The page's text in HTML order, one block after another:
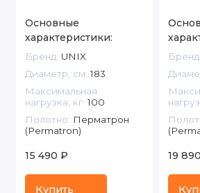
Основные
характеристики:
Бренд: UNIX
Диаметр, см: 183
Максимальная
нагрузка, кг: 100
Полотно: Перматрон
(Permatron)
15 490 ₽
Купить
Бренд:
19